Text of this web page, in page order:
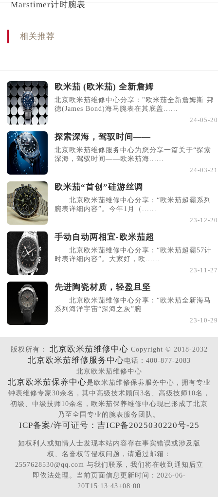
Marstimer计时腕表
相关推荐
欧米茄 (欧米茄) 全新詹姆
北京欧米茄维修中心分享："欧米茄全新詹姆斯·邦
德(James Bond)海马腕表在其底盖......
24-05-20
探索深海，驾驭时间——
北京欧米茄维修服务中心为您分享一篇关于“探索
深海，驾驭时间——欧米茄海......
24-03-21
欧米茄“首创”硅游丝调
北京欧米茄维修中心分享：“欧米茄超霸系列
腕表详细内容”。今年1月（......
23-12-20
手动自动两相宜-欧米茄超
北京欧米茄维修中心分享：“欧米茄超霸57计
时表详细内容”。大家好，欧......
23-11-27
先进陶瓷材质，轻盈且坚
北京欧米茄维修中心分享：“欧米茄全新海马
系列海洋宇宙“深海之灰”腕......
23-10-29
版权所有： 北京欧米茄维修中心 Copyright © 2018-2032
北京欧米茄维修服务中心电话：400-877-2083
北京欧米茄维修中心
北京欧米茄保养中心是欧米茄维修保养服务中心，拥有专业
钟表维修专家30余名，其中高级技术顾问3名、高级技师10名，
初级、中级技师10余名，欧米茄保养维修中心现已形成了北京
乃至全国专业的腕表服务团队。
ICP备案/许可证号：吉ICP备2025030220号-25
如权利人或知情人士发现本站内容存在事实错误或涉及版
权、名誉权等侵权问题，请通过邮箱：
2557628530@qq.com 与我们联系，我们将在收到通知后立
即依法处理。当前页面信息更新时间：2026-06-
20T15:13:43+08:00